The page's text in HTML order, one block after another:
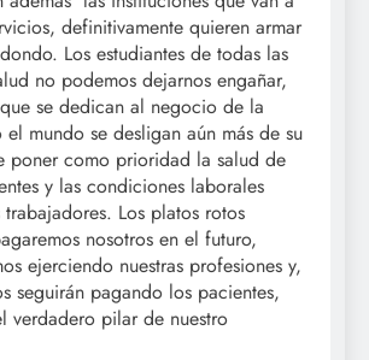
definitivamente quieren armar
Los estudiantes de todas las
no podemos dejarnos engañar,
se dedican al negocio de la
mundo se desligan aún más de su
poner como prioridad la salud de
y las condiciones laborales
Los platos rotos
nosotros en el futuro,
ejerciendo nuestras profesiones y,
seguirán pagando los pacientes,
verdadero pilar de nuestro